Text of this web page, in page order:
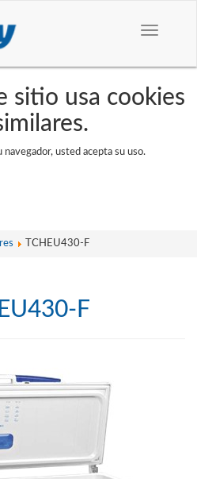
Toggle
sitio usa cookies
navegador, usted acepta su uso.
TCHEU430-F
F